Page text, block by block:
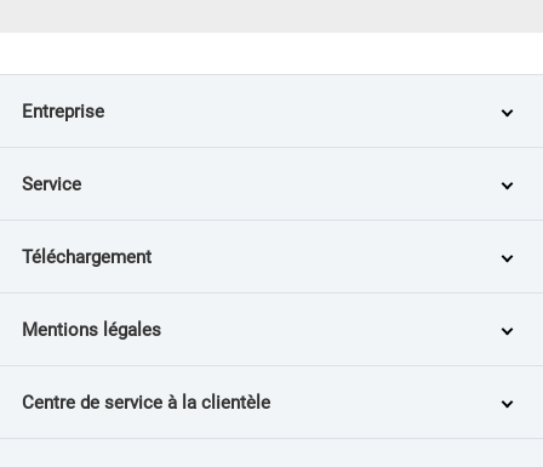
Entreprise
Service
Téléchargement
Mentions légales
Centre de service à la clientèle